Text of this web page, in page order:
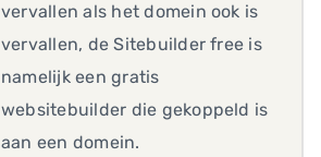
vervallen als het domein ook is
vervallen, de Sitebuilder free is
namelijk een gratis
websitebuilder die gekoppeld is
aan een domein.